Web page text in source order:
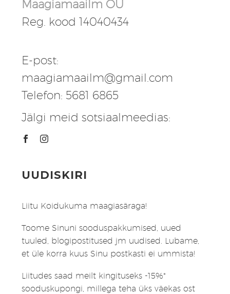
Maagiamaailm OÜ
Reg. kood 14040434
E-post:
maagiamaailm@gmail.com
Telefon: 5681 6865
Jälgi meid sotsiaalmeedias:
UUDISKIRI
Liitu Koidukuma maagiasäraga!
Toome Sinuni sooduspakkumised, uued
tuuled, blogipostitused jm uudised. Lubame,
et üle korra kuus Sinu postkasti ei ummista!
Liitudes saad meilt kingituseks -15%*
sooduskupongi, millega teha üks väekas ost